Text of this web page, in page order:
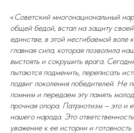
«Советский многонациональный
общей бедой, встал на защиту
единстве, в этой несгибаемой
главная сила, которая позволила
выстоять и сокрушить врага.
пытаются подменить, переписать
подвиг поколения победителей. Не
помним и передаем эту память
прочная опора. Патриотизм – это и
нашего народа. Это
уважение к ее истории и